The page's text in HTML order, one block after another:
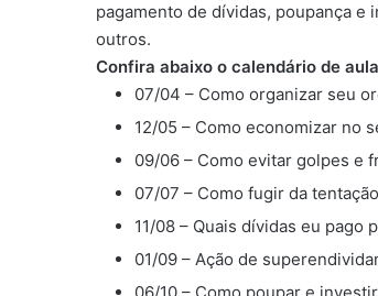
pagamento de dívidas, poupança e
outros.
Confira abaixo o calendário de
07/04 – Como organizar seu
12/05 – Como economizar no
09/06 – Como evitar golpes e
07/07 – Como fugir da
11/08 – Quais dívidas eu pago
01/09 – Ação de